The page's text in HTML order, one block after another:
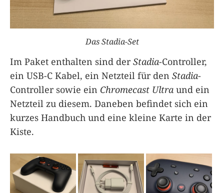
Das Stadia-Set
Im Paket enthalten sind derStadia-Controller,
ein USB-C Kabel, ein Netzteil für den Stadia-
Controller sowie ein Chromecast Ultra und ein
Netzteil zu diesem. Daneben befindet sich ein
kurzes Handbuch und eine kleine Karte in der
Kiste.